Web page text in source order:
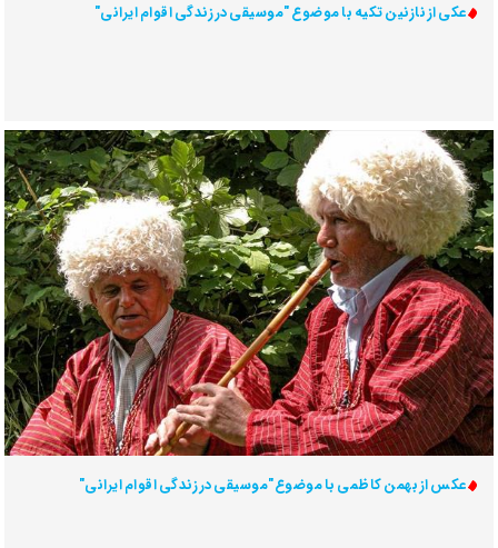
عکی از نازنین تکیه با موضوع "موسیقی در زندگی اقوام ایرانی"
عکس از بهمن کاظمی با موضوع"موسیقی در زندگی اقوام ایرانی"